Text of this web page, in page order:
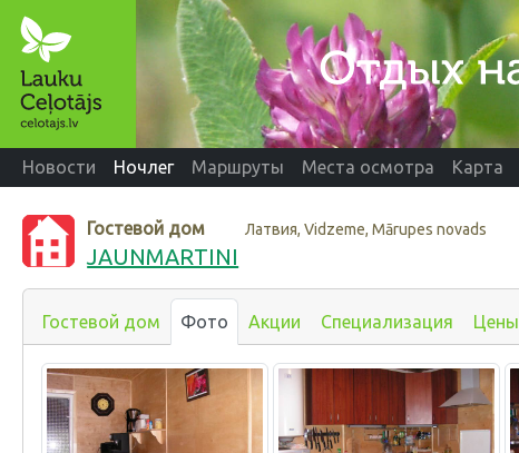
Новости Ночлег Маршруты Места осмотра Карта
Гостевой дом Латвия, Vidzeme, Mārupes novads
JAUNMARTINI
Гостевой дом Фото Акции Специализация Цены